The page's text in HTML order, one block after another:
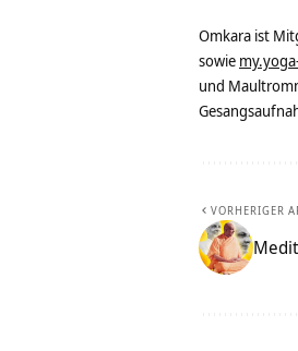
Omkara ist
sowie
und
VORHERIGER